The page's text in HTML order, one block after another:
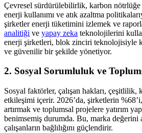
Çevresel sürdürülebilirlik, karbon
enerji kullanımı ve atık azaltma
şirketler enerji tüketimini izlemek ve
analitiği ve yapay zeka teknolojilerini
enerji şirketleri, blok zinciri teknolojisiyle
ve güvenilir bir şekilde yönetiyor.
2. Sosyal Sorumluluk ve
Sosyal faktörler, çalışan hakları, çeşitlilik,
etkileşimi içerir. 2026’da, şirketlerin
artırmak ve toplumsal projelere yatırım
benimsemiş durumda. Bu, marka değerini
çalışanların bağlılığını güçlendirir.